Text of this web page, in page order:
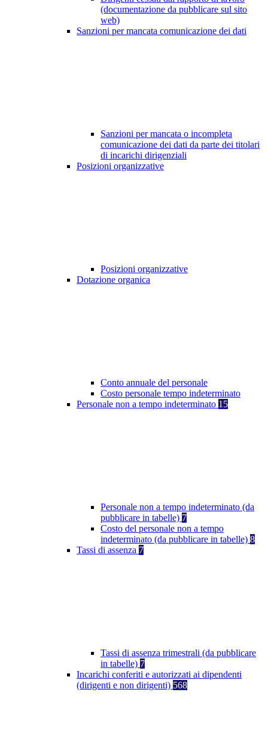
(documentazione da pubblicare sul sito
web)
Sanzioni per mancata comunicazione dei dati
Sanzioni per mancata o incompleta
comunicazione dei dati da parte dei titolari
di incarichi dirigenziali
Posizioni organizzative
Posizioni organizzative
Dotazione organica
Conto annuale del personale
Costo personale tempo indeterminato
Personale non a tempo indeterminato 15
Personale non a tempo indeterminato (da
pubblicare in tabelle) 7
Costo del personale non a tempo
indeterminato (da pubblicare in tabelle) 8
Tassi di assenza 7
Tassi di assenza trimestrali (da pubblicare
in tabelle) 7
Incarichi conferiti e autorizzati ai dipendenti
(dirigenti e non dirigenti) 568